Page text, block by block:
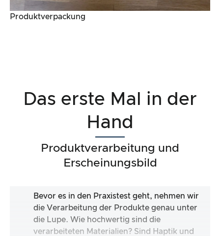
Produktverpackung
Das erste Mal in der
Hand
Produktverarbeitung und
Erscheinungsbild
Bevor es in den Praxistest geht, nehmen wir
die Verarbeitung der Produkte genau unter
die Lupe. Wie hochwertig sind die
verarbeiteten Materialien? Sind Haptik und